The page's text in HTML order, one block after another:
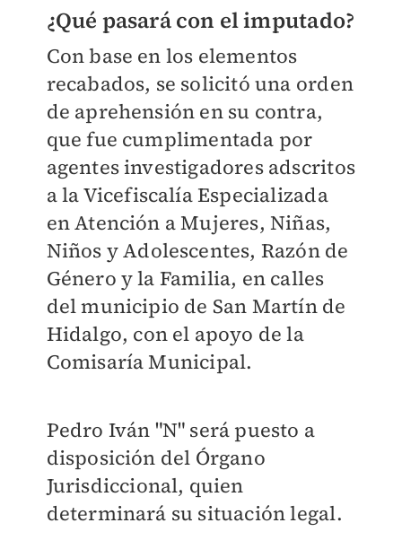
¿Qué pasará con el imputado?
Con base en los elementos
recabados, se solicitó una orden
de aprehensión en su contra,
que fue cumplimentada por
agentes investigadores adscritos
a la Vicefiscalía Especializada
en Atención a Mujeres, Niñas,
Niños y Adolescentes, Razón de
Género y la Familia, en calles
del municipio de San Martín de
Hidalgo, con el apoyo de la
Comisaría Municipal.
Pedro Iván "N" será puesto a
disposición del Órgano
Jurisdiccional, quien
determinará su situación legal.